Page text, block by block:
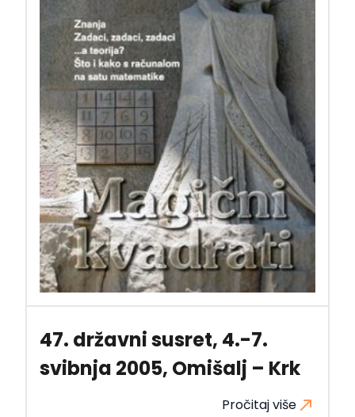
47. državni susret, 4.-7.
svibnja 2005, Omišalj – Krk
Pročitaj više